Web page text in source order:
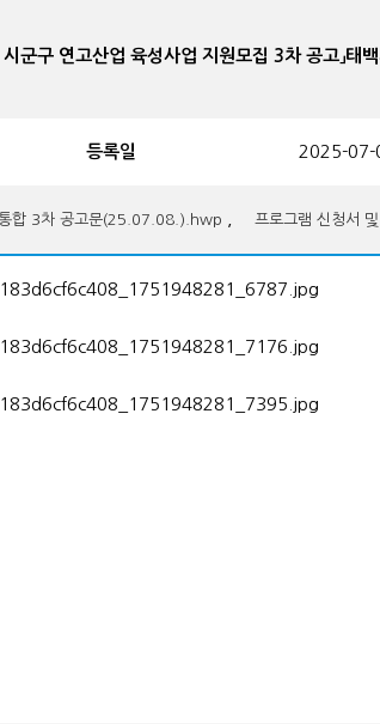
군구 연고산업 육성사업 지원모집 3차 공고」태
등록일 2025-07-
통합 3차 공고문(25.07.08.).hwp 프로그램 신청서